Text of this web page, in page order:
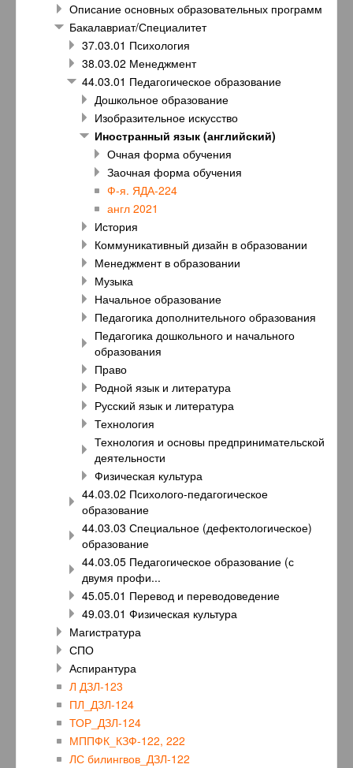
Описание основных образовательных программ
Бакалавриат/Специалитет
37.03.01 Психология
38.03.02 Менеджмент
44.03.01 Педагогическое образование
Дошкольное образование
Изобразительное искусство
Иностранный язык (английский)
Очная форма обучения
Заочная форма обучения
Ф-я. ЯДА-224
англ 2021
История
Коммуникативный дизайн в образовании
Менеджмент в образовании
Музыка
Начальное образование
Педагогика дополнительного образования
Педагогика дошкольного и начального
образования
Право
Родной язык и литература
Русский язык и литература
Технология
Технология и основы предпринимательской
деятельности
Физическая культура
44.03.02 Психолого-педагогическое
образование
44.03.03 Специальное (дефектологическое)
образование
44.03.05 Педагогическое образование (с
двумя профи...
45.05.01 Перевод и переводоведение
49.03.01 Физическая культура
Магистратура
СПО
Аспирантура
Л ДЗЛ-123
ПЛ_ДЗЛ-124
ТОР_ДЗЛ-124
МППФК_КЗФ-122, 222
ЛС билингвов_ДЗЛ-122